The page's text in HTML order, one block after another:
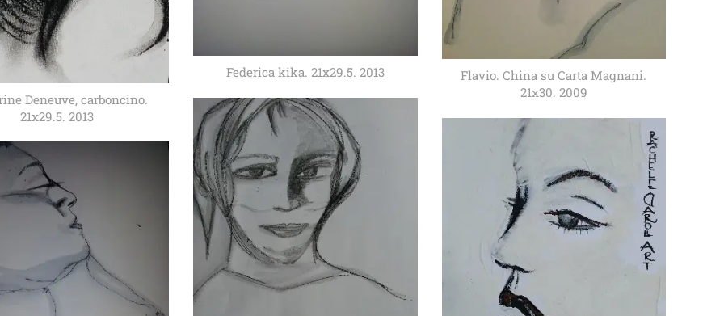
Deneuve, carboncino.
21x29.5. 2013
Federica kika. 21x29.5. 2013
Flavio. China su Carta Magnani.
21x30. 2009